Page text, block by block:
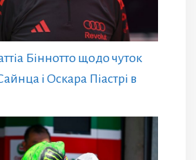
Біннотто щодо чуток
і Оскара Піастрі в